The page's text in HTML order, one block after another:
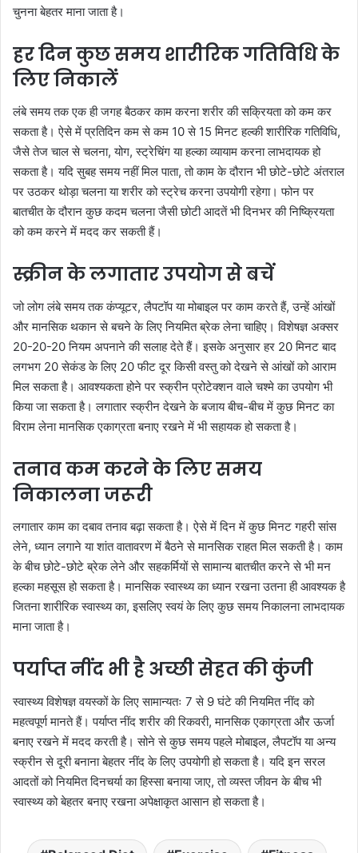
चुनना बेहतर माना जाता है।
हर दिन कुछ समय शारीरिक गतिविधि के
लिए निकालें
लंबे समय तक एक ही जगह बैठकर काम करना शरीर की सक्रियता को कम कर
सकता है। ऐसे में प्रतिदिन कम से कम 10 से 15 मिनट हल्की शारीरिक गतिविधि,
जैसे तेज चाल से चलना, योग, स्ट्रेचिंग या हल्का व्यायाम करना लाभदायक हो
सकता है। यदि सुबह समय नहीं मिल पाता, तो काम के दौरान भी छोटे-छोटे अंतराल
पर उठकर थोड़ा चलना या शरीर को स्ट्रेच करना उपयोगी रहेगा। फोन पर
बातचीत के दौरान कुछ कदम चलना जैसी छोटी आदतें भी दिनभर की निष्क्रियता
को कम करने में मदद कर सकती हैं।
स्क्रीन के लगातार उपयोग से बचें
जो लोग लंबे समय तक कंप्यूटर, लैपटॉप या मोबाइल पर काम करते हैं, उन्हें आंखों
और मानसिक थकान से बचने के लिए नियमित ब्रेक लेना चाहिए। विशेषज्ञ अक्सर
20-20-20 नियम अपनाने की सलाह देते हैं। इसके अनुसार हर 20 मिनट बाद
लगभग 20 सेकंड के लिए 20 फीट दूर किसी वस्तु को देखने से आंखों को आराम
मिल सकता है। आवश्यकता होने पर स्क्रीन प्रोटेक्शन वाले चश्मे का उपयोग भी
किया जा सकता है। लगातार स्क्रीन देखने के बजाय बीच-बीच में कुछ मिनट का
विराम लेना मानसिक एकाग्रता बनाए रखने में भी सहायक हो सकता है।
तनाव कम करने के लिए समय
निकालना जरूरी
लगातार काम का दबाव तनाव बढ़ा सकता है। ऐसे में दिन में कुछ मिनट गहरी सांस
लेने, ध्यान लगाने या शांत वातावरण में बैठने से मानसिक राहत मिल सकती है। काम
के बीच छोटे-छोटे ब्रेक लेने और सहकर्मियों से सामान्य बातचीत करने से भी मन
हल्का महसूस हो सकता है। मानसिक स्वास्थ्य का ध्यान रखना उतना ही आवश्यक है
जितना शारीरिक स्वास्थ्य का, इसलिए स्वयं के लिए कुछ समय निकालना लाभदायक
माना जाता है।
पर्याप्त नींद भी है अच्छी सेहत की कुंजी
स्वास्थ्य विशेषज्ञ वयस्कों के लिए सामान्यतः 7 से 9 घंटे की नियमित नींद को
महत्वपूर्ण मानते हैं। पर्याप्त नींद शरीर की रिकवरी, मानसिक एकाग्रता और ऊर्जा
बनाए रखने में मदद करती है। सोने से कुछ समय पहले मोबाइल, लैपटॉप या अन्य
स्क्रीन से दूरी बनाना बेहतर नींद के लिए उपयोगी हो सकता है। यदि इन सरल
आदतों को नियमित दिनचर्या का हिस्सा बनाया जाए, तो व्यस्त जीवन के बीच भी
स्वास्थ्य को बेहतर बनाए रखना अपेक्षाकृत आसान हो सकता है।